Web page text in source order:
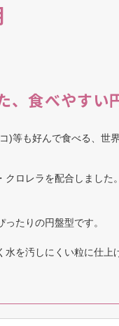
、食べやすい
等も好んで食べる、世
ロレラを配合しました。
たりの円盤型です。
を汚しにくい粒に仕上